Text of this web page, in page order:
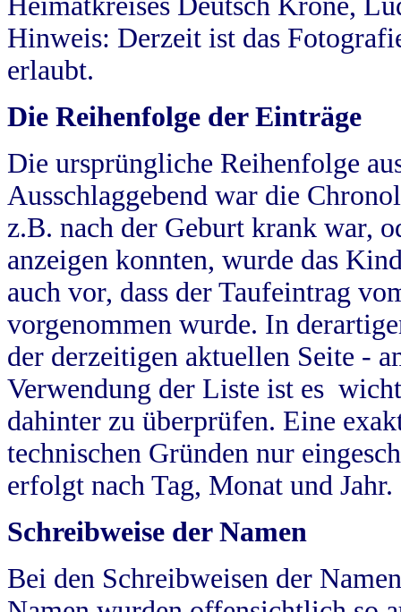
Hinweis: Derzeit ist das
erlaubt.
Die Reihenfolge der Einträge
Die ursprüngliche Reihenfolge
Ausschlaggebend war die
z.B. nach der Geburt krank war,
anzeigen konnten, wurde das
auch vor, dass der Taufeintrag
vorgenommen wurde. In
der derzeitigen aktuellen Seite -
Verwendung der Liste ist es
dahinter zu überprüfen. Eine
technischen Gründen nur
erfolgt nach Tag, Monat und Jahr.
Schreibweise der Namen
Bei den Schreibweisen der